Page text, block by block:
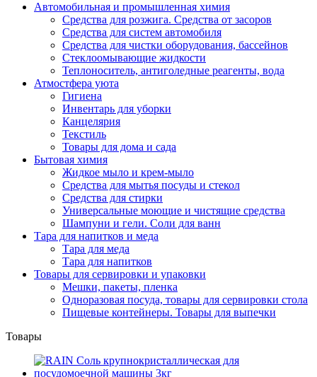
Автомобильная и промышленная химия
Средства для розжига. Средства от засоров
Средства для систем автомобиля
Средства для чистки оборудования, бассейнов
Стеклоомывающие жидкости
Теплоноситель, антиголедные реагенты, вода
Атмостфера уюта
Гигиена
Инвентарь для уборки
Канцелярия
Текстиль
Товары для дома и сада
Бытовая химия
Жидкое мыло и крем-мыло
Средства для мытья посуды и стекол
Средства для стирки
Универсальные моющие и чистящие средства
Шампуни и гели. Соли для ванн
Тара для напитков и меда
Тара для меда
Тара для напитков
Товары для сервировки и упаковки
Мешки, пакеты, пленка
Одноразовая посуда, товары для сервировки стола
Пищевые контейнеры. Товары для выпечки
Товары